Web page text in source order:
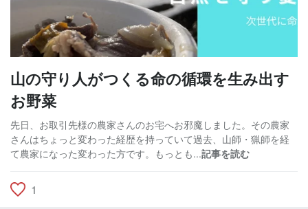
山の守り人がつくる命の循環を生み出す
お野菜
先日、お取引先様の農家さんのお宅へお邪魔しました。その農家
さんはちょっと変わった経歴を持っていて過去、山師・猟師を経
て農家になった変わった方です。もっとも...記事を読む
1